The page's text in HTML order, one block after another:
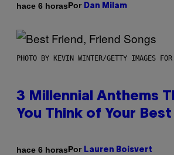
hace 6 horasPor Dan Milam
PHOTO BY KEVIN WINTER/GETTY IMAGES
3 Millennial Anthems
You Think of Your Best
hace 6 horasPor Lauren Boisvert